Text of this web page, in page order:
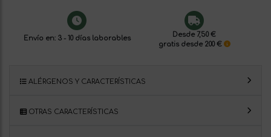
Envío en: 3 - 10 días laborables
Desde 7,50 €
gratis desde 200 €
ALÉRGENOS Y CARACTERÍSTICAS
OTRAS CARACTERÍSTICAS